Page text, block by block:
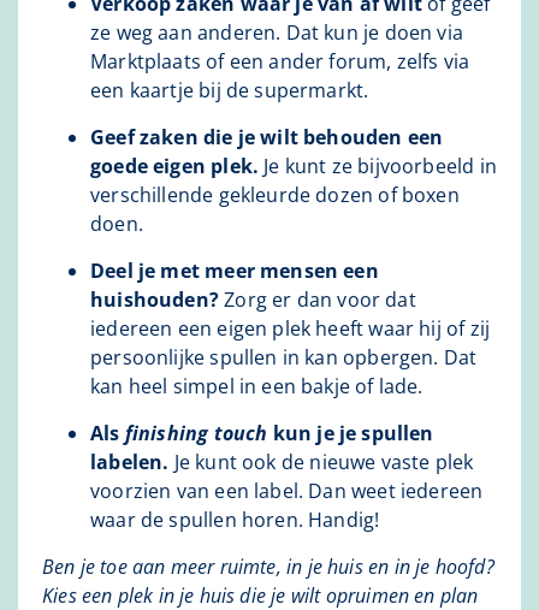
ze weg aan anderen. Dat kun je doen via
Marktplaats of een ander forum, zelfs via
een kaartje bij de supermarkt.
Geef zaken die je wilt behouden een
goede eigen plek. Je kunt ze bijvoorbeeld in
verschillende gekleurde dozen of boxen
doen.
Deel je met meer mensen een
huishouden?Zorg er dan voor dat
iedereen een eigen plek heeft waar hij of zij
persoonlijke spullen in kan opbergen. Dat
kan heel simpel in een bakje of lade.
Als finishing touch kun je je spullen
labelen. Je kunt ook de nieuwe vaste plek
voorzien van een label. Dan weet iedereen
waar de spullen horen. Handig!
Ben je toe aan meer ruimte, in je huis en in je hoofd?
Kies een plek in je huis die je wilt opruimen en plan